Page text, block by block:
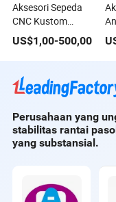
Aksesori Sepeda
CNC Kustom
dengan Pelapisan
Elektro Premium
US$1,00-500,00
Perusahaan yang
stabilitas rantai
yang substansial.